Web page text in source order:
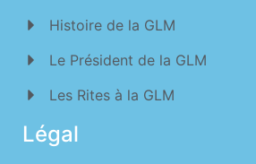
Histoire de la GLM
Le Président de la GLM
Les Rites à la GLM
Légal